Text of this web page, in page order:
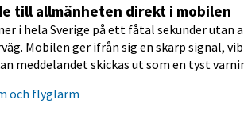
till allmänheten direkt i mobilen
i hela Sverige på ett fåtal sekunder utan
Mobilen ger ifrån sig en skarp signal,
meddelandet skickas ut som en tyst
och flyglarm